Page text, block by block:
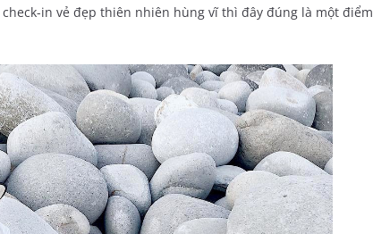
in vẻ đẹp thiên nhiên hùng vĩ thì đây đúng là một điểm